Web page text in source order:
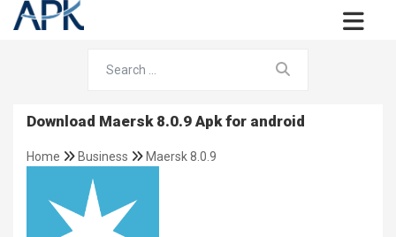
Download Maersk 8.0.9 Apk for android
Home Business Maersk 8.0.9